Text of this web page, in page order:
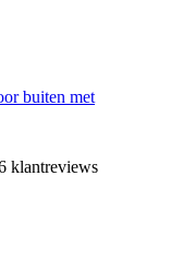
buiten met
klantreviews